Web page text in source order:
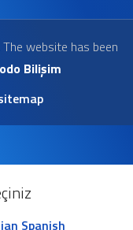
website has been
Bilişim
Spanish